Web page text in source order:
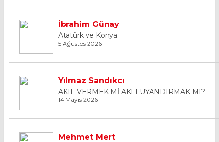
İbrahim Günay
Atatürk ve Konya
5 Ağustos 2026
Yılmaz Sandıkcı
AKIL VERMEK Mİ AKLI UYANDIRMAK MI?
14 Mayıs 2026
Mehmet Mert